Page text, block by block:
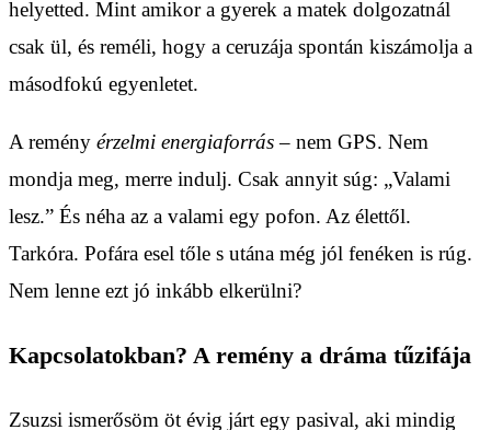
helyetted. Mint amikor a gyerek a matek dolgozatnál
csak ül, és reméli, hogy a ceruzája spontán kiszámolja a
másodfokú egyenletet.
A remény érzelmi energiaforrás– nem GPS. Nem
mondja meg, merre indulj. Csak annyit súg: „Valami
lesz.” És néha az a valami egy pofon. Az élettől.
Tarkóra. Pofára esel tőle s utána még jól fenéken is rúg.
Nem lenne ezt jó inkább elkerülni?
Kapcsolatokban? A remény a dráma tűzifája
Zsuzsi ismerősöm öt évig járt egy pasival, aki mindig